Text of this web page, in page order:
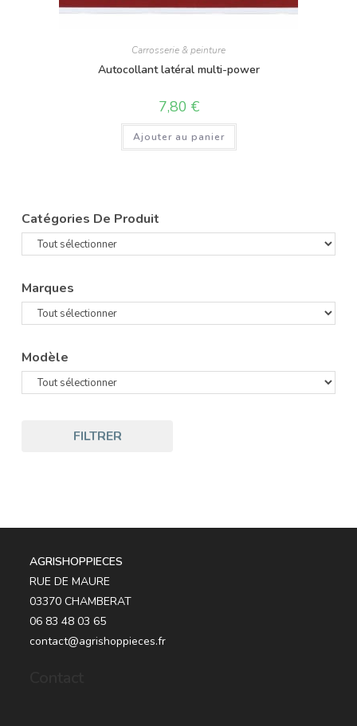
Carrosserie & peinture
Autocollant latéral multi-power
7,80 €
Ajouter au panier
Catégories De Produit
Marques
Modèle
FILTRER
AGRISHOPPIECES
RUE DE MAURE
03370 CHAMBERAT
06 83 48 03 65
contact@agrishoppieces.fr